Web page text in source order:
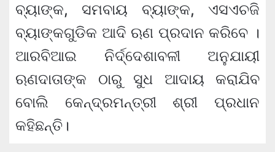
ବ୍ୟାଙ୍କ, ସମବାୟ ବ୍ୟାଙ୍କ, ଏସଏଚଜି
ବ୍ୟାଙ୍କଗୁଡିକ ଆଦି ଋଣ ପ୍ରଦାନ କରିବେ ।
ଆରବିଆଇ ନିର୍ଦ୍ଦେଶାବଳୀ ଅନୁଯାୟୀ
ଋଣଦାତାଙ୍କ ଠାରୁ ସୁଧ ଆଦାୟ କରାଯିବ
ବୋଲି କେନ୍ଦ୍ରମନ୍ତ୍ରୀ ଶ୍ରୀ ପ୍ରଧାନ
କହିଛନ୍ତି।